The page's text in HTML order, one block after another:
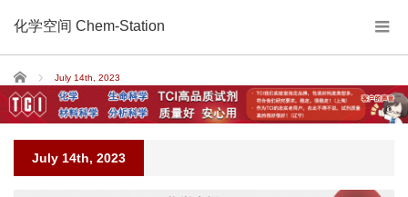
化学空间 Chem-Station
Home July 14th, 2023
July 14th, 2023